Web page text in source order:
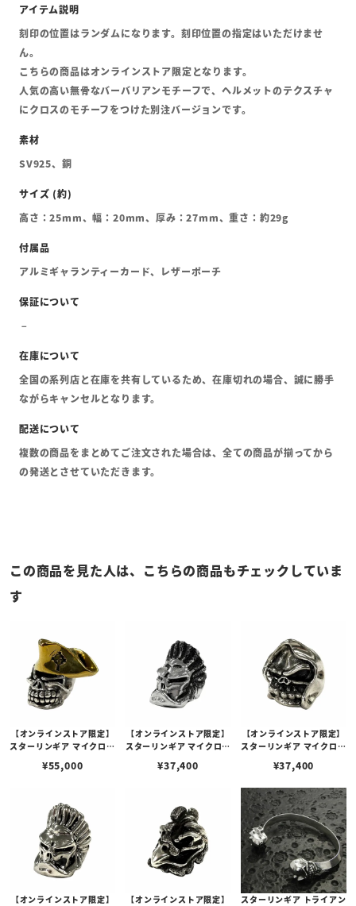
刻印の位置はランダムになります。刻印位置の指定はいただけませ
ん。
こちらの商品はオンラインストア限定となります。
人気の高い無骨なバーバリアンモチーフで、ヘルメットのテクスチャ
にクロスのモチーフをつけた別注バージョンです。
SV925、銅
高さ：25mm、幅：20mm、厚み：27mm、重さ：約29g
アルミギャランティーカード、レザーポーチ
全国の系列店と在庫を共有しているため、在庫切れの場合、誠に勝手
ながらキャンセルとなります。
複数の商品をまとめてご注文された場合は、全ての商品が揃ってから
の発送とさせていただきます。
この商品を見た人は、こちらの商品もチェックしていま
す
【オンラインストア限定】
スターリンギア マイクロパ
w/ブラスハット
¥55,000
【オンラインストア限定】
スターリンギア マイクロネ
チャー
¥37,400
【オンラインストア限定】
スターリンギア マイクロニ
ーズ
¥37,400
【オンラインストア限定】 【オンラインストア限定】 スターリンギア トライアン